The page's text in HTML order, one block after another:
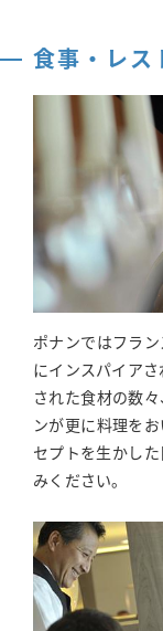
食事・レス
ポナンではフラ
にインスパイア
された食材の数
ンが更に料理を
セプトを生かし
みください。